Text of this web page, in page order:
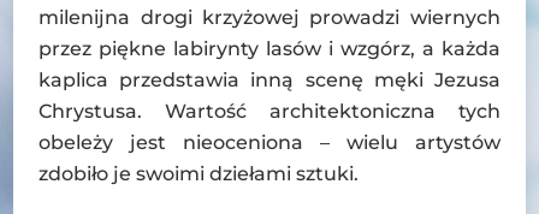
milenijna drogi krzyżowej prowadzi wiernych
przez piękne labirynty lasów i wzgórz, a każda
kaplica przedstawia inną scenę męki Jezusa
Chrystusa. Wartość architektoniczna tych
obeleży jest nieoceniona – wielu artystów
zdobiło je swoimi dziełami sztuki.